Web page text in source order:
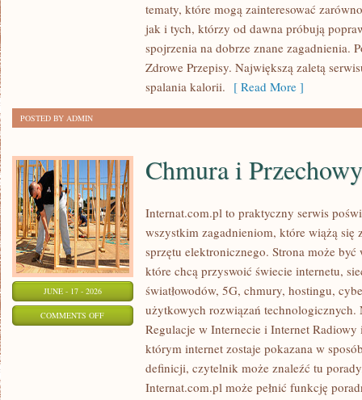
tematy, które mogą zainteresować
jak i tych, którzy od dawna próbują
spojrzenia na dobrze znane zagadnienia.
Zdrowe Przepisy. Największą zaletą
spalania kalorii. [ Read More ]
POSTED BY ADMIN
JUNE - 17 - 2026
COMMENTS OFFON
PRZECHOWYWANIE
Chmura i
Internat.com.pl to praktyczny serwis
wszystkim zagadnieniom, które wiążą się
sprzętu elektronicznego. Strona może
które chcą przyswoić świecie internetu,
światłowodów, 5G, chmury, hostingu,
użytkowych rozwiązań technologicznych.
Regulacje w Internecie i Internet
którym internet zostaje pokazana w
definicji, czytelnik może znaleźć tu
Internat.com.pl może pełnić funkcję